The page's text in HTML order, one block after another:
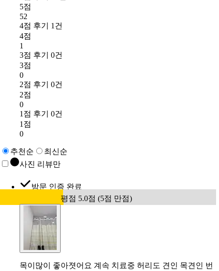
5점
52
4점 후기 1건
4점
1
3점 후기 0건
3점
0
2점 후기 0건
2점
0
1점 후기 0건
1점
0
추천순
최신순
사진 리뷰만
방문 인증 완료
평점 5.0점 (5점 만점)
목이많이 좋아졋어요 계속 치료중 허리도 견인 목견인 번